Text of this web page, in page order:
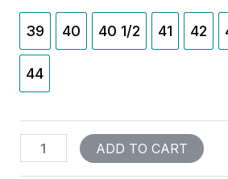
39 40 40 1/2 41 42
44
ADD TO CART